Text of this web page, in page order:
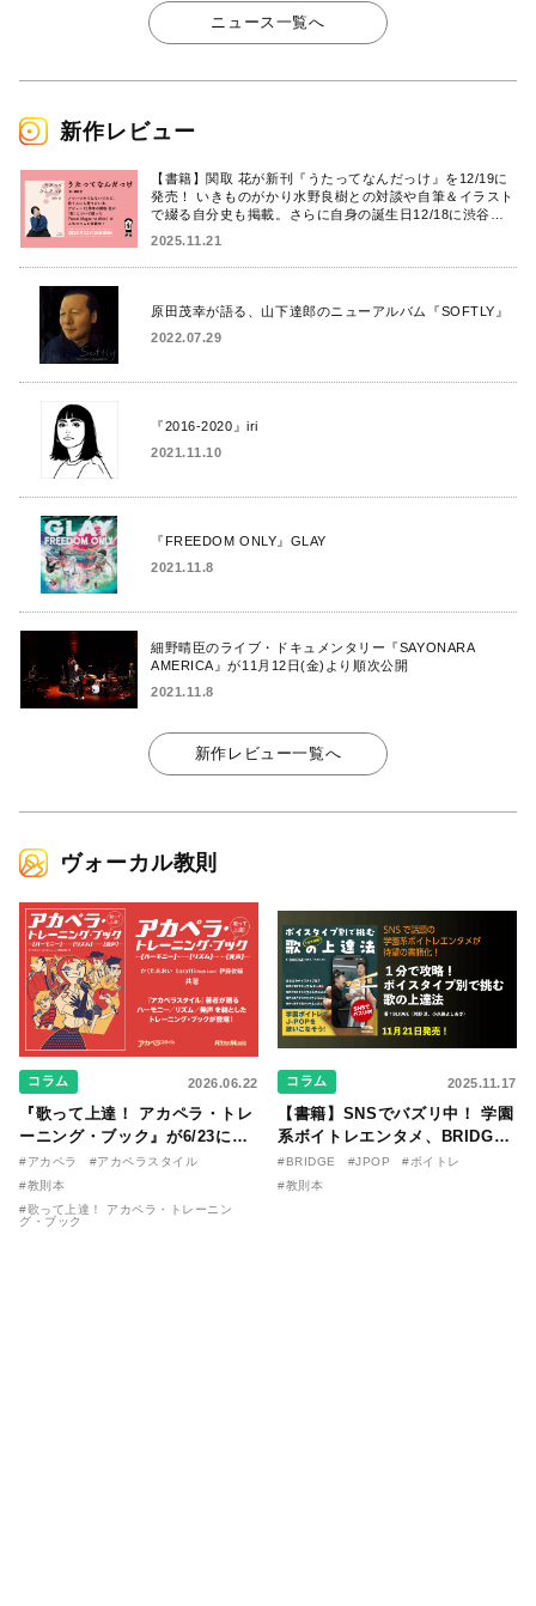
ニュース一覧へ
新作レビュー
【書籍】関取 花が新刊『うたってなんだっけ』を12/19に
発売！ いきものがかり水野良樹との対談や自筆＆イラスト
で綴る自分史も掲載。さらに自身の誕生日12/18に渋谷で
2025.11.21
原田茂幸が語る、山下達郎のニューアルバム『SOFTLY』
2022.07.29
『2016-2020』iri
2021.11.10
『FREEDOM ONLY』GLAY
2021.11.8
細野晴臣のライブ・ドキュメンタリー『SAYONARA
AMERICA』が11月12日(金)より順次公開
2021.11.8
新作レビュー一覧へ
ヴォーカル教則
コラム 2026.06.22
『歌って上達！ アカペラ・トレ
ーニング・ブック』が6/23に発
売！ 課題曲音源・音取り用アプ
リを公開。
#アカペラ
#アカペラスタイル
#教則本
#歌って上達！ アカペラ・トレーニン
グ・ブック
コラム 2025.11.17
【書籍】SNSでバズリ中！ 学園
系ボイトレエンタメ、BRIDGE
が届ける教則本『１分で攻略！
ボイスタイプ別で挑む歌の上達
#BRIDGE #JPOP
#ボイトレ
#教則本